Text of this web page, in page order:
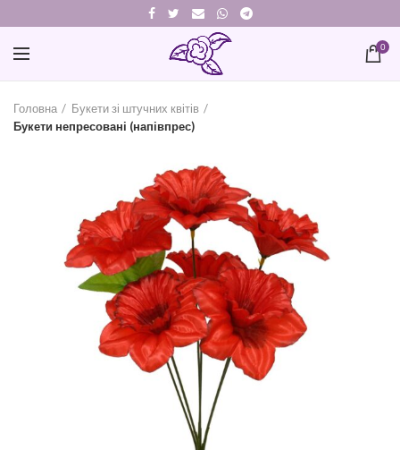
0
Головна
Букети зі штучних квітів
Букети непресовані (напівпрес)